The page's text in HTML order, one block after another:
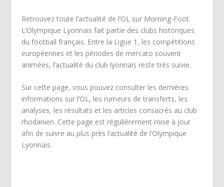
Retrouvez toute l’actualité de l’OL sur Morning-Foot.
L’Olympique Lyonnais fait partie des clubs historiques
du football français. Entre la Ligue 1, les compétitions
européennes et les périodes de mercato souvent
animées, l’actualité du club lyonnais reste très suivie.
Sur cette page, vous pouvez consulter les dernières
informations sur l’OL, les rumeurs de transferts, les
analyses, les résultats et les articles consacrés au club
rhodanien. Cette page est régulièrement mise à jour
afin de suivre au plus près l’actualité de l’Olympique
Lyonnais.